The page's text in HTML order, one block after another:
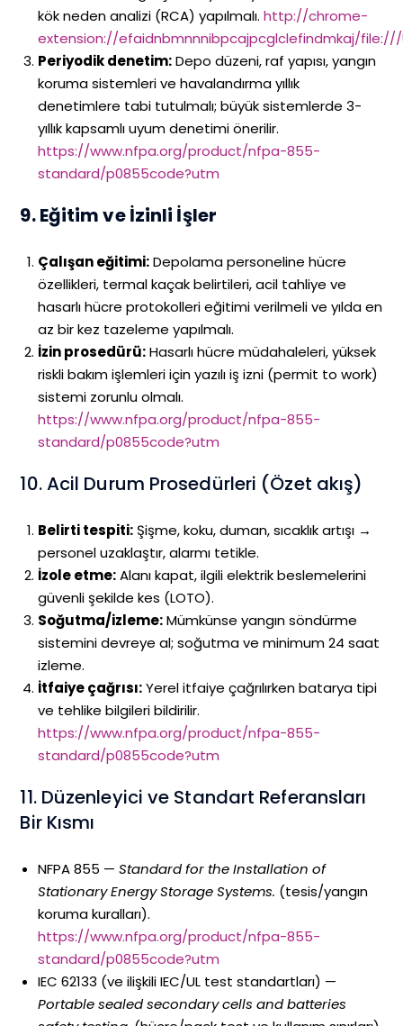
kök neden analizi (RCA) yapılmalı.http://chrome-
extension://efaidnbmnnnibpcajpcglclefindmkaj/
Periyodik denetim:Depo düzeni, raf yapısı, yangın
koruma sistemleri ve havalandırma yıllık
denetimlere tabi tutulmalı; büyük sistemlerde 3-
yıllık kapsamlı uyum denetimi önerilir.
https://www.nfpa.org/product/nfpa-855-
standard/p0855code?utm
9. Eğitim ve İzinli İşler
Çalışan eğitimi:Depolama personeline hücre
özellikleri, termal kaçak belirtileri, acil tahliye ve
hasarlı hücre protokolleri eğitimi verilmeli ve yılda en
az bir kez tazeleme yapılmalı.
İzin prosedürü:Hasarlı hücre müdahaleleri, yüksek
riskli bakım işlemleri için yazılı iş izni (permit to work)
sistemi zorunlu olmalı.
https://www.nfpa.org/product/nfpa-855-
standard/p0855code?utm
10. Acil Durum Prosedürleri (Özet akış)
Belirti tespiti: Şişme, koku, duman, sıcaklık artışı →
personel uzaklaştır, alarmı tetikle.
İzole etme:Alanı kapat, ilgili elektrik beslemelerini
güvenli şekilde kes (LOTO).
Soğutma/izleme:Mümkünse yangın söndürme
sistemini devreye al; soğutma ve minimum 24 saat
izleme.
İtfaiye çağrısı:Yerel itfaiye çağrılırken batarya tipi
ve tehlike bilgileri bildirilir.
https://www.nfpa.org/product/nfpa-855-
standard/p0855code?utm
11. Düzenleyici ve Standart Referansları
Bir Kısmı
NFPA 855 —Standard for the Installation of
Stationary Energy Storage Systems. (tesis/yangın
koruma kuralları).
https://www.nfpa.org/product/nfpa-855-
standard/p0855code?utm
IEC 62133 (ve ilişkili IEC/UL test standartları) —
Portable sealed secondary cells and batteries